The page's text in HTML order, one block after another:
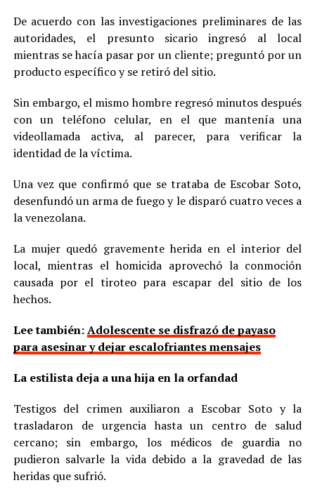
De acuerdo con las investigaciones preliminares de las
autoridades, el presunto sicario ingresó al local
mientras se hacía pasar por un cliente; preguntó por un
producto específico y se retiró del sitio.
Sin embargo, el mismo hombre regresó minutos después
con un teléfono celular, en el que mantenía una
videollamada activa, al parecer, para verificar la
identidad de la víctima.
Una vez que confirmó que se trataba de Escobar Soto,
desenfundó un arma de fuego y le disparó cuatro veces a
la venezolana.
La mujer quedó gravemente herida en el interior del
local, mientras el homicida aprovechó la conmoción
causada por el tiroteo para escapar del sitio de los
hechos.
Lee también:Adolescente se disfrazó de payaso
para asesinar y dejar escalofriantes mensajes
La estilista deja a una hija en la orfandad
Testigos del crimen auxiliaron a Escobar Soto y la
trasladaron de urgencia hasta un centro de salud
cercano; sin embargo, los médicos de guardia no
pudieron salvarle la vida debido a la gravedad de las
heridas que sufrió.